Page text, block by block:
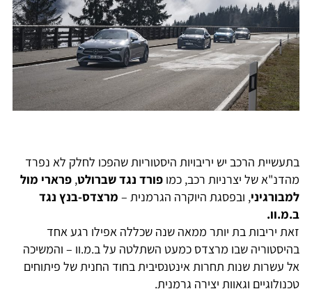
בתעשיית הרכב יש יריבויות היסטוריות שהפכו לחלק לא נפרד
מהדנ"א של יצרניות רכב, כמו פורד נגד שברולט, פרארי מול
למבורגיני, ובפסגת היוקרה הגרמנית – מרצדס-בנץ נגד
ב.מ.וו.
זאת יריבות בת יותר ממאה שנה שכללה אפילו רגע אחד
בהיסטוריה שבו מרצדס כמעט השתלטה על ב.מ.וו – והמשיכה
אל עשרות שנות תחרות אינטנסיבית בחוד החנית של פיתוחים
טכנולוגיים וגאוות יצירה גרמנית.